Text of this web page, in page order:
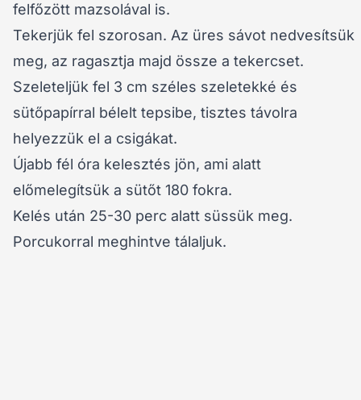
felfőzött mazsolával is.
Tekerjük fel szorosan. Az üres sávot nedvesítsük
meg, az ragasztja majd össze a tekercset.
Szeleteljük fel 3 cm széles szeletekké és
sütőpapírral bélelt tepsibe, tisztes távolra
helyezzük el a csigákat.
Újabb fél óra kelesztés jön, ami alatt
előmelegítsük a sütőt 180 fokra.
Kelés után 25-30 perc alatt süssük meg.
Porcukorral meghintve tálaljuk.